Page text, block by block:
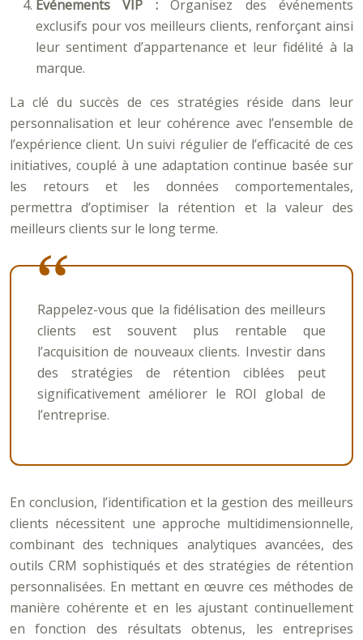
Événements VIP :Organisez des événements
exclusifs pour vos meilleurs clients, renforçant ainsi
leur sentiment d’appartenance et leur fidélité à la
marque.
La clé du succès de ces stratégies réside dans leur
personnalisation et leur cohérence avec l’ensemble de
l’expérience client. Un suivi régulier de l’efficacité de ces
initiatives, couplé à une adaptation continue basée sur
les retours et les données comportementales,
permettra d’optimiser la rétention et la valeur des
meilleurs clients sur le long terme.
Rappelez-vous que la fidélisation des meilleurs
clients est souvent plus rentable que
l’acquisition de nouveaux clients. Investir dans
des stratégies de rétention ciblées peut
significativement améliorer le ROI global de
l’entreprise.
En conclusion, l’identification et la gestion des meilleurs
clients nécessitent une approche multidimensionnelle,
combinant des techniques analytiques avancées, des
outils CRM sophistiqués et des stratégies de rétention
personnalisées. En mettant en œuvre ces méthodes de
manière cohérente et en les ajustant continuellement
en fonction des résultats obtenus, les entreprises